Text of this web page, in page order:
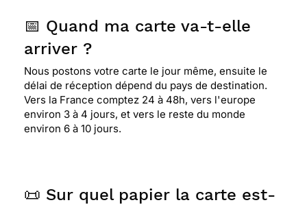
📅 Quand ma carte va-t-elle
arriver ?
Nous postons votre carte le jour même, ensuite le
délai de réception dépend du pays de destination.
Vers la France comptez 24 à 48h, vers l'europe
environ 3 à 4 jours, et vers le reste du monde
environ 6 à 10 jours.
📜 Sur quel papier la carte est-